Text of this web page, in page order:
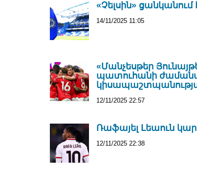
«Չելսին»
14/11/2025 11:05
«Մանչեսթեր
պատուհանի
12/11/2025 22:57
Ռաֆայել Լեաուն
12/11/2025 22:38